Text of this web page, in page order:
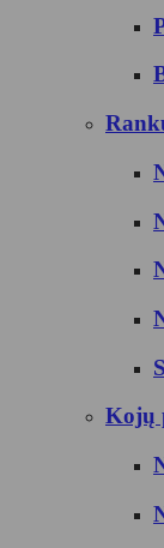
Kojų